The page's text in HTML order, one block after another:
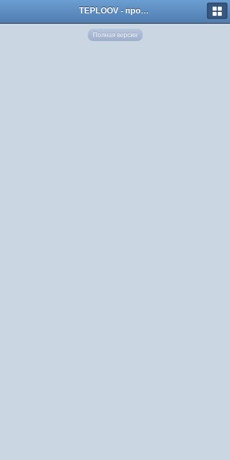
TEPLOOV - программный комплекс для расчёта систем отопления и вентиляции
Полная версия